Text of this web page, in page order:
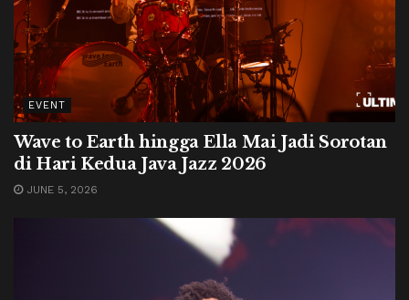
EVENT
Wave to Earth hingga Ella Mai Jadi Sorotan
di Hari Kedua Java Jazz 2026
JUNE 5, 2026